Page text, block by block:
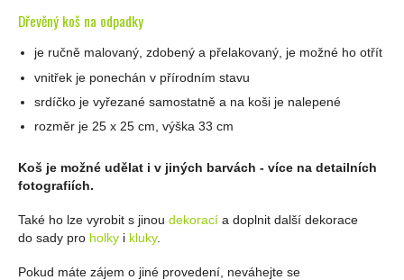
Dřevěný koš na odpadky
je ručně malovaný, zdobený a přelakovaný, je možné ho otřít
vnitřek je ponechán v přírodním stavu
srdíčko je vyřezané samostatně a na koši je nalepené
rozměr je 25 x 25 cm, výška 33 cm
Koš je možné udělat i v jiných barvách - více na detailních
fotografiích.
Také ho lze vyrobit s jinou dekorací a doplnit další dekorace
do sady pro holky i kluky.
Pokud máte zájem o jiné provedení, neváhejte se